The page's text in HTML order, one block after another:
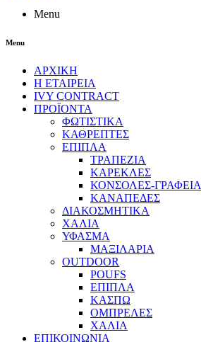
Menu
Menu
ΑΡΧΙΚΗ
Η ΕΤΑΙΡΕΙΑ
IVY CONTRACT
ΠΡΟΪΟΝΤΑ
ΦΩΤΙΣΤΙΚΑ
ΚΑΘΡΕΠΤΕΣ
ΕΠΙΠΛΑ
ΤΡΑΠΕΖΙΑ
ΚΑΡΕΚΛΕΣ
ΚΟΝΣΟΛΕΣ-ΓΡΑΦΕΙΑ
ΚΑΝΑΠΕΔΕΣ
ΔΙΑΚΟΣΜΗΤΙΚΑ
ΧΑΛΙΑ
ΥΦΑΣΜΑ
ΜΑΞΙΛΑΡΙΑ
OUTDOOR
POUFS
ΕΠΙΠΛΑ
ΚΑΣΠΩ
ΟΜΠΡΕΛΕΣ
ΧΑΛΙΑ
ΕΠΙΚΟΙΝΩΝΙΑ